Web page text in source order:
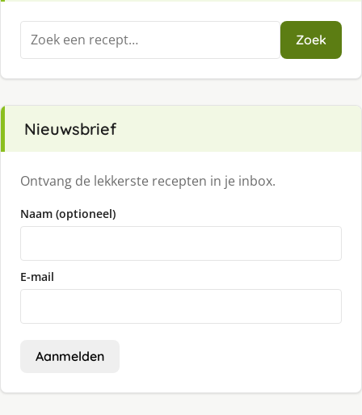
Zoeken
naar:
Zoek
Nieuwsbrief
Ontvang de lekkerste recepten in je inbox.
Naam (optioneel)
E-mail
Aanmelden